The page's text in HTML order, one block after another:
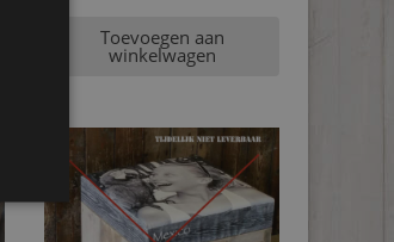
Toevoegen aan
winkelwagen